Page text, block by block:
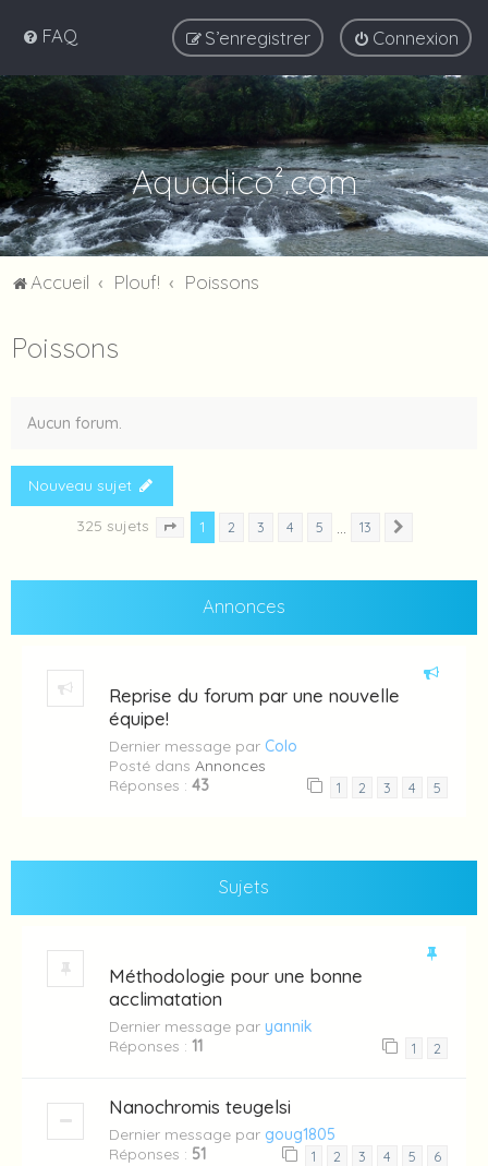
FAQ Connexion
S’enregistrer
Aquadico².com
Accueil Plouf! Poissons
Poissons
Aucun forum.
Nouveau sujet
325 sujets Page sur
1 2 3 4 5 13
Annonces
Reprise du forum par une nouvelle
équipe!
Dernier message par Colo
Posté dans Annonces
Réponses : 43 1 2 3 4 5
Sujets
Méthodologie pour une bonne
acclimatation
Dernier message par yannik
Réponses : 11 1 2
Nanochromis teugelsi
Dernier message par goug1805
Réponses : 51 1 2 3 4 5 6